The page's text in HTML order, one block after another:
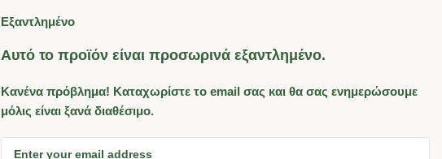
Εξαντλημένο
Αυτό το προϊόν είναι προσωρινά εξαντλημένο.
Κανένα πρόβλημα! Καταχωρίστε το email σας και θα σας ενημερώσουμε
μόλις είναι ξανά διαθέσιμο.